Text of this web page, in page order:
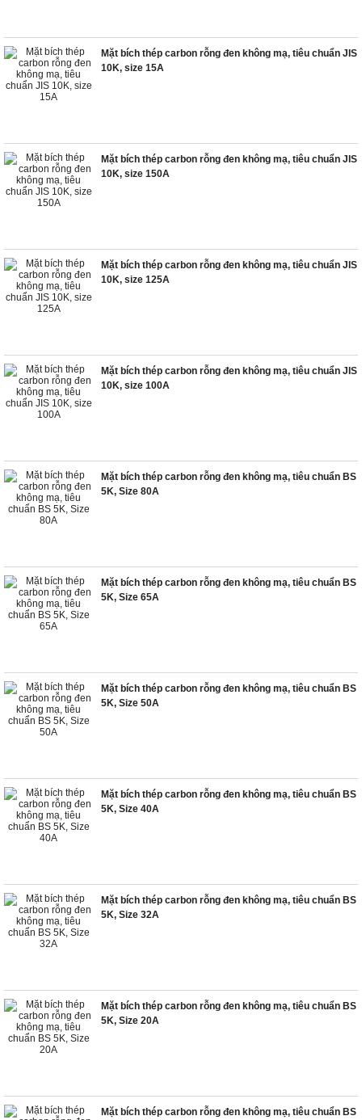
Mặt bích thép carbon rỗng đen không mạ, tiêu chuẩn JIS
10K, size 15A
Mặt bích thép carbon rỗng đen không mạ, tiêu chuẩn JIS
10K, size 150A
Mặt bích thép carbon rỗng đen không mạ, tiêu chuẩn JIS
10K, size 125A
Mặt bích thép carbon rỗng đen không mạ, tiêu chuẩn JIS
10K, size 100A
Mặt bích thép carbon rỗng đen không mạ, tiêu chuẩn BS
5K, Size 80A
Mặt bích thép carbon rỗng đen không mạ, tiêu chuẩn BS
5K, Size 65A
Mặt bích thép carbon rỗng đen không mạ, tiêu chuẩn BS
5K, Size 50A
Mặt bích thép carbon rỗng đen không mạ, tiêu chuẩn BS
5K, Size 40A
Mặt bích thép carbon rỗng đen không mạ, tiêu chuẩn BS
5K, Size 32A
Mặt bích thép carbon rỗng đen không mạ, tiêu chuẩn BS
5K, Size 20A
Mặt bích thép carbon rỗng đen không mạ, tiêu chuẩn BS